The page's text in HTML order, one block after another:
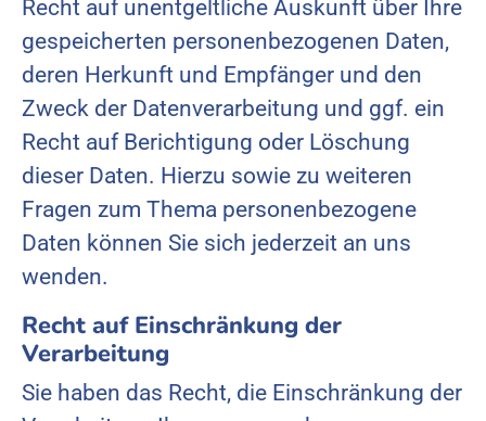
Recht auf unentgeltliche Auskunft über Ihre
gespeicherten personenbezogenen Daten,
deren Herkunft und Empfänger und den
Zweck der Datenverarbeitung und ggf. ein
Recht auf Berichtigung oder Löschung
dieser Daten. Hierzu sowie zu weiteren
Fragen zum Thema personenbezogene
Daten können Sie sich jederzeit an uns
wenden.
Recht auf Einschränkung der
Verarbeitung
Sie haben das Recht, die Einschränkung der